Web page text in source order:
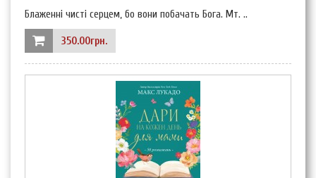
Блаженні чисті серцем, бо вони побачать Бога. Мт. ..
350.00грн.